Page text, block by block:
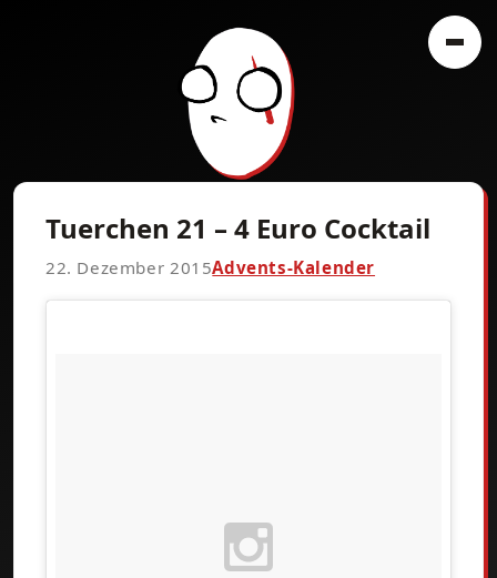
Tuerchen 21 – 4 Euro Cocktail
22. Dezember 2015Advents-Kalender